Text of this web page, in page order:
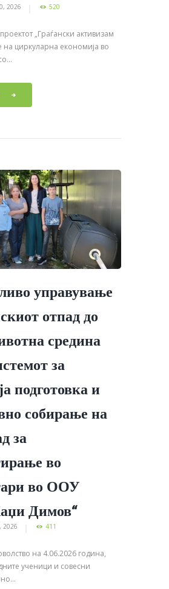
2026 520
„Граѓански активизам
на циркуларна економија во
управување
отпад до
средина
за
подготовка и
собирање на
за
во
во ООУ
Димов“
2026 411
на 4.06.2026 година,
ученици и совесни